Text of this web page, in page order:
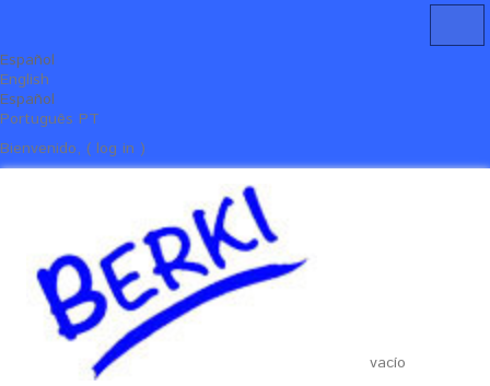
Español
English
Español
Português PT
Bienvenido, ( log in )
vacío